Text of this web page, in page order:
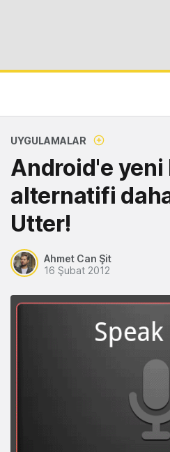
UYGULAMALAR
Android'e yeni
alternatifi
Utter!
Ahmet Can Şit
16 Şubat 2012